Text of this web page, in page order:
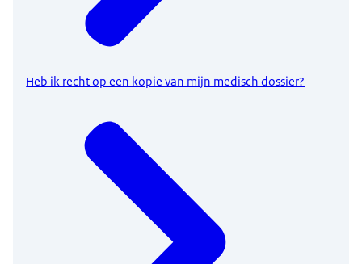
Heb ik recht op een kopie van mijn medisch dossier?